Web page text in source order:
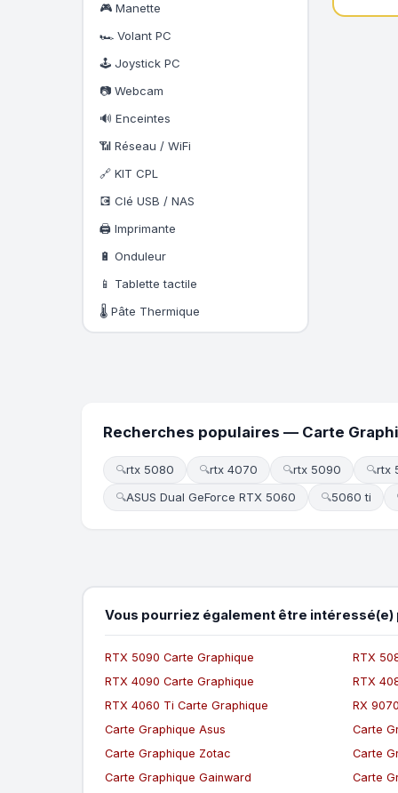
🎮 Manette
🏎️ Volant PC
🕹️ Joystick PC
📷 Webcam
🔊 Enceintes
📶 Réseau / WiFi
🔗 KIT CPL
💽 Clé USB / NAS
🖨️ Imprimante
🔋 Onduleur
📱 Tablette tactile
🌡️ Pâte Thermique
Recherches populaires — Carte
🔍rtx 5080 🔍rtx 4070 🔍rtx 5090 🔍rtx
🔍ASUS Dual GeForce RTX 5060 🔍5060 ti
Vous pourriez également être intéressé(e)
RTX 5090 Carte Graphique
RTX
RTX 4090 Carte Graphique
RTX
RTX 4060 Ti Carte Graphique
RX
Carte Graphique Asus
Carte
Carte Graphique Zotac
Carte
Carte Graphique Gainward
Carte